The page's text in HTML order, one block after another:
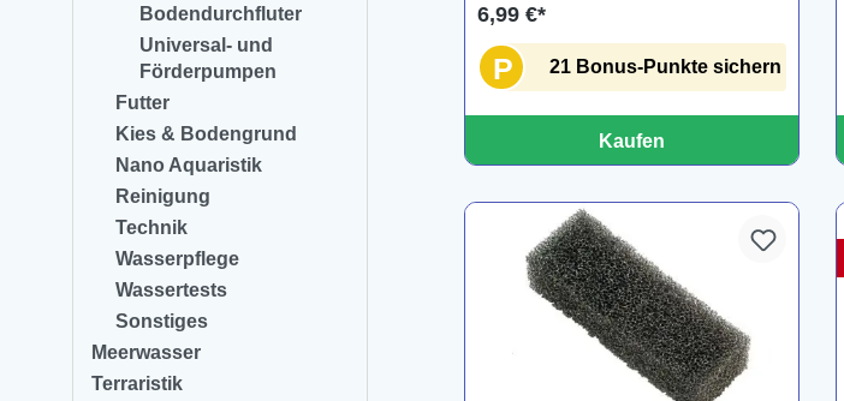
Bodendurchfluter
Universal- und
Förderpumpen
Futter
Kies & Bodengrund
Nano Aquaristik
Reinigung
Technik
Wasserpflege
Wassertests
Sonstiges
Meerwasser
Terraristik
6,99 €*
P 21 Bonus-Punkte sichern
Kaufen